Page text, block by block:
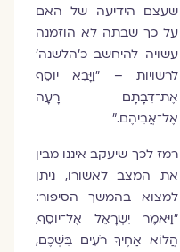
שעצם הידיעה של האם
על כך שבתה לא הוזמנה
עשויה להיחשב כ'הלשנה'
לרשויות – "וַיָּבֵא יוֹסֵף
אֶת־דִּבָּתָם רָעָה
אֶל־אֲבִיהֶם."
רמז לכך שיעקב איננו מבין
את המצב לאשורו, ניתן
למצוא בהמשך הסיפור:
"וַיֹּאמֶר יִשְׂרָאֵל אֶל־יוֹסֵף,
הֲלוֹא אַחֶיךָ רֹעִים בִּשְׁכֶם,